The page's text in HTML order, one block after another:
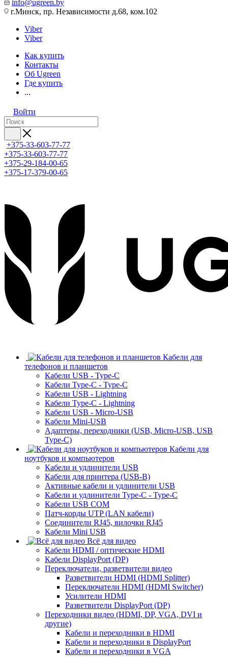
info@ugreen.by
г.Минск, пр. Независимости д.68, ком.102
Viber
Viber
Как купить
Контакты
Об Ugreen
Где купить
...
Войти
+375-33-603-77-77
+375-33-603-77-77
+375-29-184-00-65
+375-17-379-00-65
Кабели для
телефонов и планшетов
Кабели USB - Type-C
Кабели Type-C - Type-C
Кабели USB - Lightning
Кабели Type-C - Lightning
Кабели USB - Micro-USB
Кабели Mini-USB
Адаптеры, переходники (USB, Micro-USB, USB
Type-C)
Кабели для
ноутбуков и компьютеров
Кабели и удлинители USB
Кабели для принтера (USB-B)
Активные кабели и удлинители USB
Кабели и удлинители Type-C - Type-C
Кабели USB COM
Патч-корды UTP (LAN кабели)
Соединители RJ45, вилочки RJ45
Кабели Mini USB
Всё для видео
Кабели HDMI / оптические HDMI
Кабели DisplayPort (DP)
Переключатели, разветвители видео
Разветвители HDMI (HDMI Splitter)
Переключатели HDMI (HDMI Switcher)
Усилители HDMI
Разветвители DisplayPort (DP)
Переходники видео (HDMI, DP, VGA, DVI и
другие)
Кабели и переходники в HDMI
Кабели и переходники в DisplayPort
Кабели и переходники в VGA